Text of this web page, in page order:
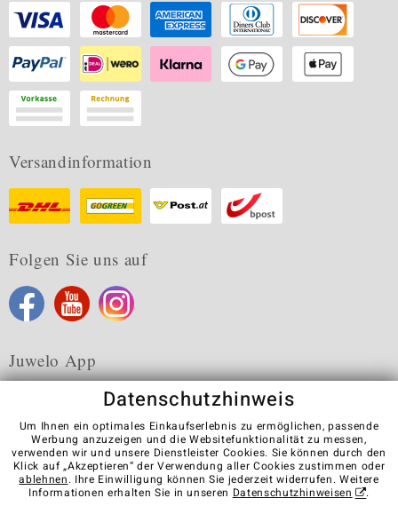
Versandinformation
Folgen Sie uns auf
Juwelo App
Karriere AGB Datenschutz Cookies
Impressum
Kontakt
Vertrag widerrufen
Datenschutzhinweis
Um Ihnen ein optimales Einkaufserlebnis zu ermöglichen, passende
Werbung anzuzeigen und die Websitefunktionalität zu messen,
verwenden wir und unsere Dienstleister Cookies. Sie können durch den
Klick auf „Akzeptieren“ der Verwendung aller Cookies zustimmen oder
ablehnen. Ihre Einwilligung können Sie jederzeit widerrufen. Weitere
Informationen erhalten Sie in unseren Datenschutzhinweisen .